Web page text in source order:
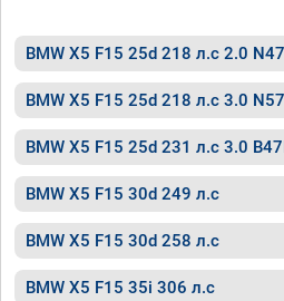
BMW X5 F15 25d 218 л.с 2.0
BMW X5 F15 25d 218 л.с 3.0
BMW X5 F15 25d 231 л.с 3.0
BMW X5 F15 30d 249 л.с
BMW X5 F15 30d 258 л.с
BMW X5 F15 35i 306 л.с